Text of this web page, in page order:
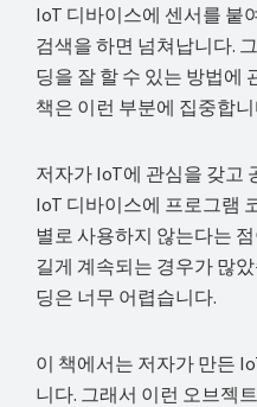
IoT 디바이스에 센서를 붙
검색을 하면 넘쳐납니다.
딩을 잘 할 수 있는 방법에
책은 이런 부분에 집중합니
저자가 IoT에 관심을 갖고
IoT 디바이스에 프로그램
별로 사용하지 않는다는
길게 계속되는 경우가 많
딩은 너무 어렵습니다.
이 책에서는 저자가 만든
니다. 그래서 이런 오브젝